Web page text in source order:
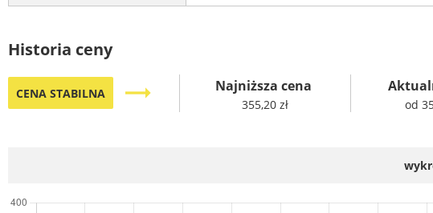
Historia ceny
CENA STABILNA trending_flat Najniższa cena
355,20 zł od